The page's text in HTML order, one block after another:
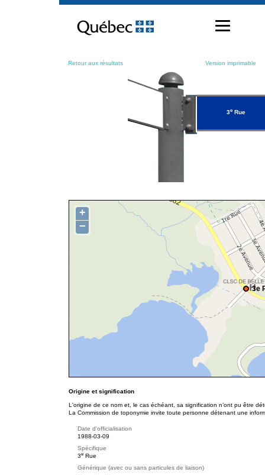
contenu
Retour aux résultats Version imprimable
3eRue
3e
+
−
Origine et signification
L'origine de ce nom et, le cas échéant, sa signification n’ont pu être
La Commission de toponymie invite toute personne détenant une
Date d'officialisation
1988-03-09
Spécifique
3e Rue
Générique (avec ou sans particules de liaison)